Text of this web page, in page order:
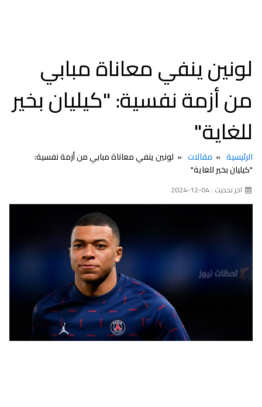
لونين ينفي معاناة مبابي
من أزمة نفسية: "كيليان بخير
للغاية"
الرئيسية مقالات
لونين ينفي معاناة مبابي من أزمة نفسية:
"كيليان بخير للغاية"
اخر تحديث : 04-12-2024